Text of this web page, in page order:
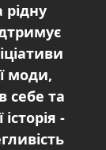
рідну
моди,
себе та
-